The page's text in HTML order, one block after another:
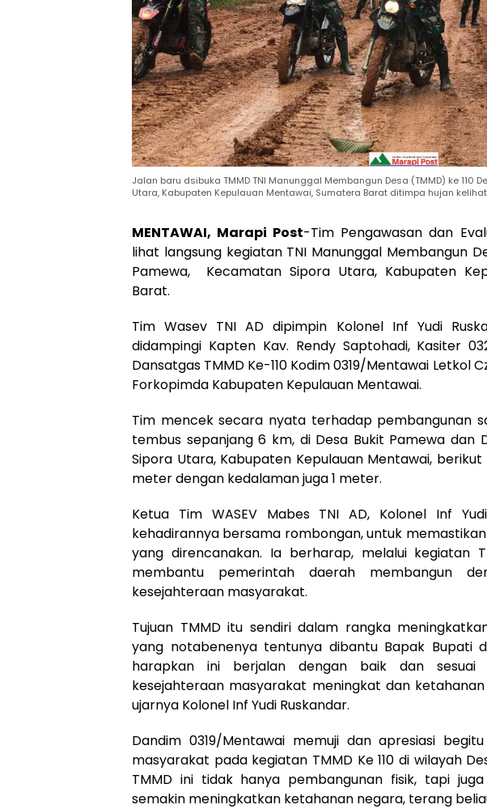
Jalan baru dsibuka TMMD TNI Manunggal Membangun Desa (TMMD) ke 110
Utara, Kabupaten Kepulauan Mentawai, Sumatera Barat ditimpa hujan
MENTAWAI, Marapi Post-Tim Pengawasan dan
lihat langsung kegiatan TNI Manunggal Membangun
Pamewa, Kecamatan Sipora Utara, Kabupaten
Barat.
Tim Wasev TNI AD dipimpin Kolonel Inf Yudi
didampingi Kapten Kav. Rendy Saptohadi, Kasiter
Dansatgas TMMD Ke-110 Kodim 0319/Mentawai Letkol
Forkopimda Kabupaten Kepulauan Mentawai.
Tim mencek secara nyata terhadap pembangunan
tembus sepanjang 6 km, di Desa Bukit Pamewa dan
Sipora Utara, Kabupaten Kepulauan Mentawai,
meter dengan kedalaman juga 1 meter.
Ketua Tim WASEV Mabes TNI AD, Kolonel Inf
kehadirannya bersama rombongan, untuk
yang direncanakan. Ia berharap, melalui kegiatan
membantu pemerintah daerah membangun
kesejahteraan masyarakat.
Tujuan TMMD itu sendiri dalam rangka
yang notabenenya tentunya dibantu Bapak Bupati
harapkan ini berjalan dengan baik dan sesuai
kesejahteraan masyarakat meningkat dan
ujarnya Kolonel Inf Yudi Ruskandar.
Dandim 0319/Mentawai memuji dan apresiasi
masyarakat pada kegiatan TMMD Ke 110 di wilayah
TMMD ini tidak hanya pembangunan fisik, tapi
semakin meningkatkan ketahanan negara, terang